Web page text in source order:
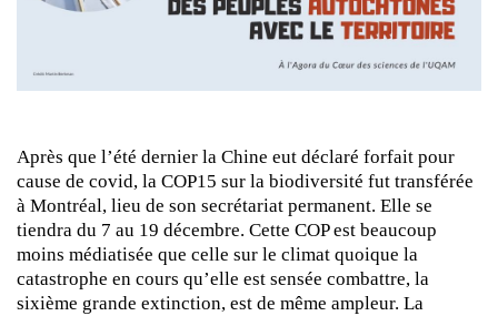
Après que l’été dernier la Chine eut déclaré forfait pour
cause de covid, la COP15 sur la biodiversité fut transférée
à Montréal, lieu de son secrétariat permanent. Elle se
tiendra du 7 au 19 décembre. Cette COP est beaucoup
moins médiatisée que celle sur le climat quoique la
catastrophe en cours qu’elle est sensée combattre, la
sixième grande extinction, est de même ampleur. La